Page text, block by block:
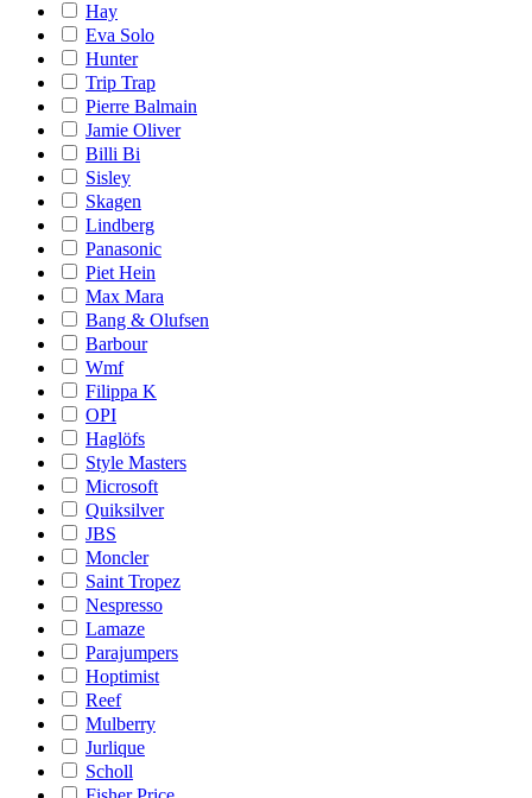
Hay
Eva Solo
Hunter
Trip Trap
Pierre Balmain
Jamie Oliver
Billi Bi
Sisley
Skagen
Lindberg
Panasonic
Piet Hein
Max Mara
Bang & Olufsen
Barbour
Wmf
Filippa K
OPI
Haglöfs
Style Masters
Microsoft
Quiksilver
JBS
Moncler
Saint Tropez
Nespresso
Lamaze
Parajumpers
Hoptimist
Reef
Mulberry
Jurlique
Scholl